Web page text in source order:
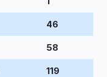
46
58
119